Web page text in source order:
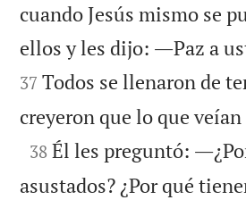
cuando Jesús mismo se
ellos y les dijo: ―Paz a
37 Todos se llenaron de
creyeron que lo que

38 Él les preguntó:
asustados? ¿Por qué